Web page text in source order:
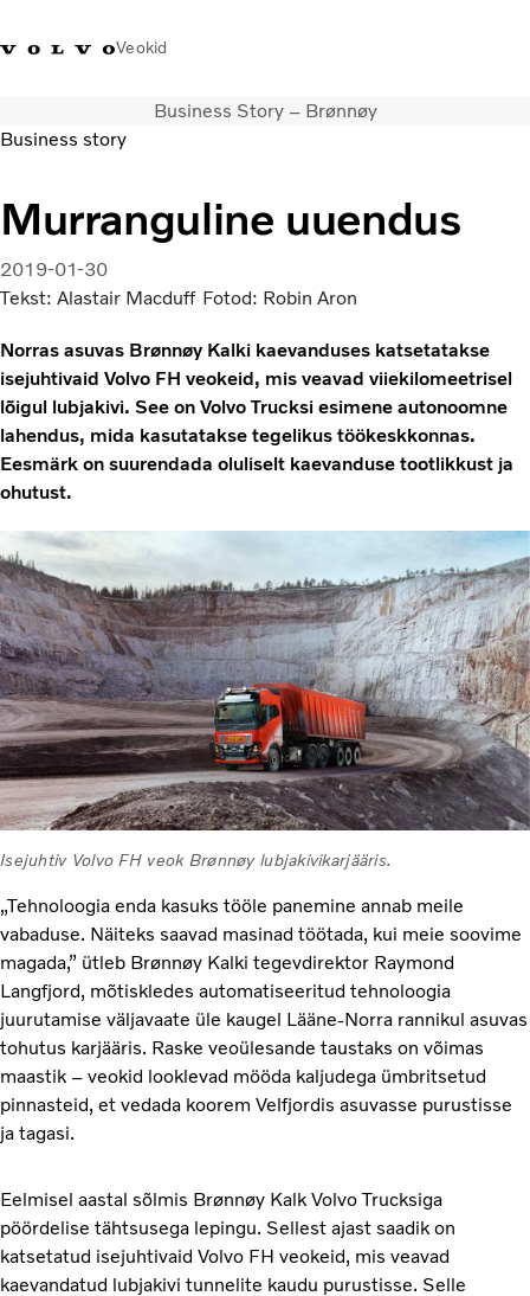
Veokid
8360
Volvo Action
Volvo Merchandise
Transpordilahendused
Teenused
KONTAKTID & ESINDUSED
Uudised
Meist
Kampaaniad
Business Story – Brønnøy
Business story
Murranguline uuendus
2019-01-30
Tekst: Alastair Macduff Fotod: Robin Aron
Norras asuvas Brønnøy Kalki kaevanduses katsetatakse
isejuhtivaid Volvo FH veokeid, mis veavad viiekilomeetrisel
lõigul lubjakivi. See on Volvo Trucksi esimene autonoomne
lahendus, mida kasutatakse tegelikus töökeskkonnas.
Eesmärk on suurendada oluliselt kaevanduse tootlikkust ja
ohutust.
Isejuhtiv Volvo FH veok Brønnøy lubjakivikarjääris.
„Tehnoloogia enda kasuks tööle panemine annab meile
vabaduse. Näiteks saavad masinad töötada, kui meie soovime
magada,” ütleb Brønnøy Kalki tegevdirektor Raymond
Langfjord, mõtiskledes automatiseeritud tehnoloogia
juurutamise väljavaate üle kaugel Lääne-Norra rannikul asuvas
tohutus karjääris. Raske veoülesande taustaks on võimas
maastik – veokid looklevad mööda kaljudega ümbritsetud
pinnasteid, et vedada koorem Velfjordis asuvasse purustisse
ja tagasi.
Eelmisel aastal sõlmis Brønnøy Kalk Volvo Trucksiga
pöördelise tähtsusega lepingu. Sellest ajast saadik on
katsetatud isejuhtivaid Volvo FH veokeid, mis veavad
kaevandatud lubjakivi tunnelite kaudu purustisse. Selle